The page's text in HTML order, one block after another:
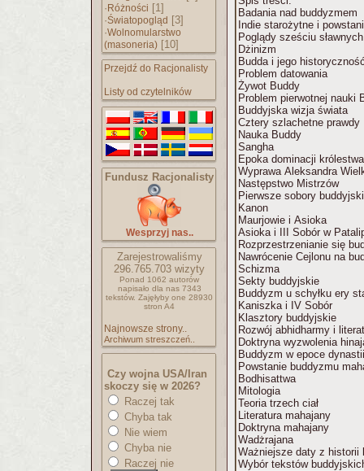
· Różności [1]
·Światopogląd [3]
·Wolnomularstwo
(masoneria) [10]
Przejdź do Racjonalisty
Listy od czytelników
Fundusz Racjonalisty
Wesprzyj nas..
Zarejestrowaliśmy
296.765.703 wizyty
Ponad 1062 autorów
napisało dla nas 7343
tekstów. Zajęłyby one 28930
stron A4
Najnowsze strony..
Archiwum streszczeń..
Czy wojna USA/Iran
skoczy się w 2026?
Raczej tak
Chyba tak
Nie wiem
Chyba nie
Raczej nie
Badania nad buddyzmem
Indie starożytne i
Poglądy sześciu
Dżinizm
Budda i jego
Problem datowania
Żywot Buddy
Problem pierwotnej nauki
Buddyjska wizja świata
Cztery szlachetne prawdy
Nauka Buddy
Sangha
Epoka dominacji
Wyprawa Aleksandra
Następstwo Mistrzów
Pierwsze sobory
Kanon
Maurjowie i Asioka
Asioka i III Sobór w
Rozprzestrzenianie się
Nawrócenie Cejlonu na
Schizma
Sekty buddyjskie
Buddyzm u schyłku ery
Kaniszka i IV Sobór
Klasztory buddyjskie
Rozwój abhidharmy i
Doktryna wyzwolenia
Buddyzm w epoce
Powstanie buddyzmu
Bodhisattwa
Mitologia
Teoria trzech ciał
Literatura mahajany
Doktryna mahajany
Wadżrajana
Ważniejsze daty z historii
Wybór tekstów